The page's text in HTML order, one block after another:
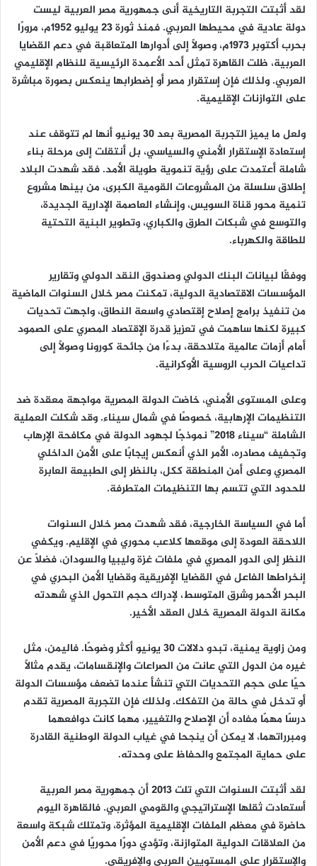
لقد أثبتت التجربة التاريخية أنى جمهورية مصر العربية ليست
دولة عادية في محيطها العربي. فمنذ ثورة 23 يوليو 1952م، مرورًا
بحرب أكتوبر 1973م، وصولًا إلى أدوارها المتعاقبة في دعم القضايا
العربية، ظلت القاهرة تمثل أحد الأعمدة الرئيسية للنظام الإقليمي
العربي. ولذلك فإن إستقرار مصر أو إضطرابها ينعكس بصورة مباشرة
على التوازنات الإقليمية.
ولعل ما يميز التجربة المصرية بعد 30 يونيو أنها لم تتوقف عند
إستعادة الإستقرار الأمني والسياسي، بل أنتقلت إلى مرحلة بناء
شاملة أعتمدت على رؤية تنموية طويلة الأمد. فقد شهدت البلاد
إطلاق سلسلة من المشروعات القومية الكبرى، من بينها مشروع
تنمية محور قناة السويس، وإنشاء العاصمة الإدارية الجديدة،
والتوسع في شبكات الطرق والكباري، وتطوير البنية التحتية
للطاقة والكهرباء.
ووفقًا لبيانات البنك الدولي وصندوق النقد الدولي وتقارير
المؤسسات الاقتصادية الدولية، تمكنت مصر خلال السنوات الماضية
من تنفيذ برامج إصلاح إقتصادي واسعة النطاق، واجهت تحديات
كبيرة لكنها ساهمت في تعزيز قدرة الإقتصاد المصري على الصمود
أمام أزمات عالمية متلاحقة، بدءًا من جائحة كورونا وصولًا إلى
تداعيات الحرب الروسية الأوكرانية.
وعلى المستوى الأمني، خاضت الدولة المصرية مواجهة معقدة ضد
التنظيمات الإرهابية، خصوصًا في شمال سيناء. وقد شكلت العملية
الشاملة “سيناء 2018” نموذجًا لجهود الدولة في مكافحة الإرهاب
وتجفيف مصادره، الأمر الذي أنعكس إيجابًا على الأمن الداخلي
المصري وعلى أمن المنطقة ككل، بالنظر إلى الطبيعة العابرة
للحدود التي تتسم بها التنظيمات المتطرفة.
أما في السياسة الخارجية، فقد شهدت مصر خلال السنوات
اللاحقة العودة إلى موقعها كلاعب محوري في الإقليم. ويكفي
النظر إلى الدور المصري في ملفات غزة وليبيا والسودان، فضلًا عن
إنخراطها الفاعل في القضايا الإفريقية وقضايا الأمن البحري في
البحر الأحمر وشرق المتوسط، لإدراك حجم التحول الذي شهدته
مكانة الدولة المصرية خلال العقد الأخير.
ومن زاوية يمنية، تبدو دلالات 30 يونيو أكثر وضوحًا. فاليمن، مثل
غيره من الدول التي عانت من الصراعات والإنقسامات، يقدم مثالًا
حيًا على حجم التحديات التي تنشأ عندما تضعف مؤسسات الدولة
أو تدخل في حالة من التفكك. ولذلك فإن التجربة المصرية تقدم
درسًا مهمًا مفاده أن الإصلاح والتغيير، مهما كانت دوافعهما
ومبرراتهما، لا يمكن أن ينجحا في غياب الدولة الوطنية القادرة
على حماية المجتمع والحفاظ على وحدته.
لقد أثبتت السنوات التي تلت 2013 أن جمهورية مصر العربية
أستعادت ثقلها الإستراتيجي والقومي العربي. فالقاهرة اليوم
حاضرة في معظم الملفات الإقليمية المؤثرة، وتمتلك شبكة واسعة
من العلاقات الدولية المتوازنة، وتؤدي دورًا محوريًا في دعم الأمن
والإستقرار على المستويين العربي والإفريقي.